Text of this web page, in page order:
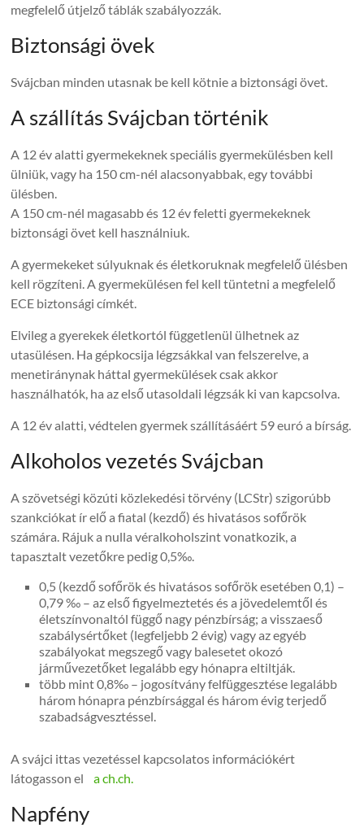
megfelelő útjelző táblák szabályozzák.
Biztonsági övek
Svájcban minden utasnak be kell kötnie a biztonsági övet.
A szállítás Svájcban történik
A 12 év alatti gyermekeknek speciális gyermekülésben kell
ülniük, vagy ha 150 cm-nél alacsonyabbak, egy további
ülésben.
A 150 cm-nél magasabb és 12 év feletti gyermekeknek
biztonsági övet kell használniuk.
A gyermekeket súlyuknak és életkoruknak megfelelő ülésben
kell rögzíteni. A gyermekülésen fel kell tüntetni a megfelelő
ECE biztonsági címkét.
Elvileg a gyerekek életkortól függetlenül ülhetnek az
utasülésen. Ha gépkocsija légzsákkal van felszerelve, a
menetiránynak háttal gyermekülések csak akkor
használhatók, ha az első utasoldali légzsák ki van kapcsolva.
A 12 év alatti, védtelen gyermek szállításáért 59 euró a bírság.
Alkoholos vezetés Svájcban
A szövetségi közúti közlekedési törvény (LCStr) szigorúbb
szankciókat ír elő a fiatal (kezdő) és hivatásos sofőrök
számára. Rájuk a nulla véralkoholszint vonatkozik, a
tapasztalt vezetőkre pedig 0,5‰.
0,5 (kezdő sofőrök és hivatásos sofőrök esetében 0,1) –
0,79 ‰ – az első figyelmeztetés és a jövedelemtől és
életszínvonaltól függő nagy pénzbírság; a visszaeső
szabálysértőket (legfeljebb 2 évig) vagy az egyéb
szabályokat megszegő vagy balesetet okozó
járművezetőket legalább egy hónapra eltiltják.
több mint 0,8‰ – jogosítvány felfüggesztése legalább
három hónapra pénzbírsággal és három évig terjedő
szabadságvesztéssel.
A svájci ittas vezetéssel kapcsolatos információkért
látogasson ela ch.ch.
Napfény